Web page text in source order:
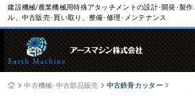
建設機械/農業機械用特殊アタッチメントの設計･開発･製
ル、中古販売･買い取り、整備･修理･メンテナンス
中古機械･中古部品販売 中古鉄骨カッター